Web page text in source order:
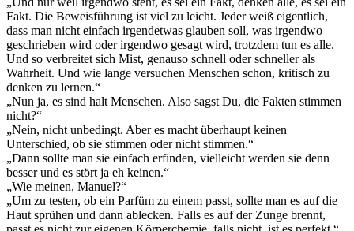
Fakt. Die Beweisführung ist viel zu leicht. Jeder weiß eigentlich,
dass man nicht einfach irgendetwas glauben soll, was irgendwo
geschrieben wird oder irgendwo gesagt wird, trotzdem tun es alle.
Und so verbreitet sich Mist, genauso schnell oder schneller als
Wahrheit. Und wie lange versuchen Menschen schon, kritisch zu
denken zu lernen.“
„Nun ja, es sind halt Menschen. Also sagst Du, die Fakten stimmen
nicht?“
„Nein, nicht unbedingt. Aber es macht überhaupt keinen
Unterschied, ob sie stimmen oder nicht stimmen.“
„Dann sollte man sie einfach erfinden, vielleicht werden sie denn
besser und es stört ja eh keinen.“
„Wie meinen, Manuel?“
„Um zu testen, ob ein Parfüm zu einem passt, sollte man es auf die
Haut sprühen und dann ablecken. Falls es auf der Zunge brennt,